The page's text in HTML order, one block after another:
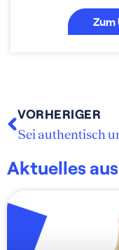
Zum
VORHERIGER
Aktuelles